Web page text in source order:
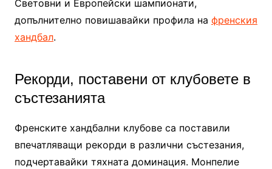
Световни и Европейски шампионати,
допълнително повишавайки профила на френския
хандбал.
Рекорди, поставени от клубовете в
състезанията
Френските хандбални клубове са поставили
впечатляващи рекорди в различни състезания,
подчертавайки тяхната доминация. Монпелие